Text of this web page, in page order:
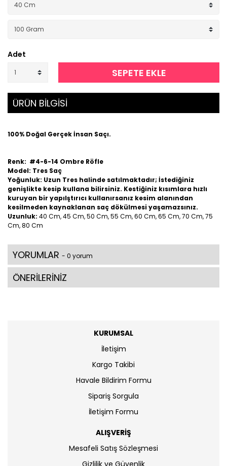
Adet
SEPETE EKLE
ÜRÜN BİLGİSİ
100% Doğal Gerçek İnsan Saçı.
Renk: #4-6-14 Ombre Röfle
Model: Tres Saç
Yoğunluk: Uzun Tres halinde satılmaktadır; İstediğiniz
genişlikte kesip kullana bilirsiniz. Kestiğiniz kısımlara hızlı
kuruyan bir yapılştırıcı kullanırsanız kesim alanından
kesilmeden kaynaklanan saç dökülmesi yaşamazsınız.
Uzunluk: 40 Cm, 45 Cm, 50 Cm, 55 Cm, 60 Cm, 65 Cm, 70 Cm, 75
Cm, 80 Cm
YORUMLAR - 0 yorum
ÖNERİLERİNİZ
KURUMSAL
İletişim
Kargo Takibi
Havale Bildirim Formu
Sipariş Sorgula
İletişim Formu
ALIŞVERİŞ
Mesafeli Satış Sözleşmesi
Gizlilik ve Güvenlik